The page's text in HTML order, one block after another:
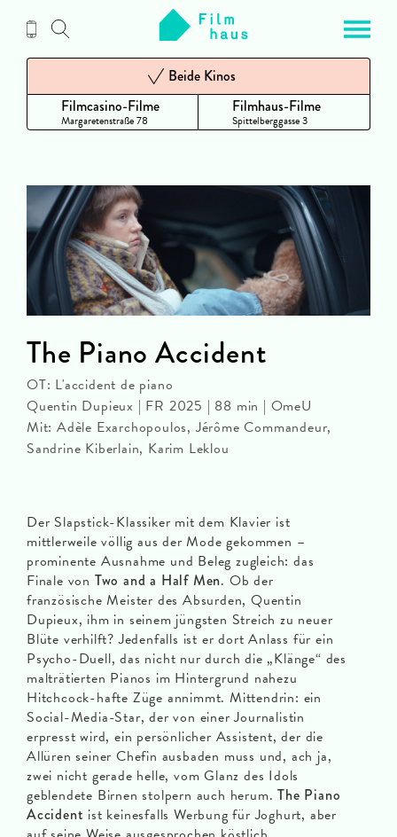
Inhalt
Filmcasino-Filme
Margaretenstraße 78
Beide Kinos
Filmhaus-Filme
Spittelberggasse 3
Der Slapstick-Klassiker mit dem Klavier ist
mittlerweile völlig aus der Mode gekommen –
prominente Ausnahme und Beleg zugleich: das
Finale von Two and a Half Men. Ob der
französische Meister des Absurden, Quentin
Dupieux, ihm in seinem jüngsten Streich zu neuer
Blüte verhilft? Jedenfalls ist er dort Anlass für ein
Psycho-Duell, das nicht nur durch die „Klänge“ des
malträtierten Pianos im Hintergrund nahezu
Hitchcock-hafte Züge annimmt. Mittendrin: ein
Social-Media-Star, der von einer Journalistin
erpresst wird, ein persönlicher Assistent, der die
Allüren seiner Chefin ausbaden muss und, ach ja,
zwei nicht gerade helle, vom Glanz des Idols
geblendete Birnen stolpern auch herum.The Piano
Accident ist keinesfalls Werbung für Joghurt, aber
The Piano Accident
OT: L'accident de piano
Quentin Dupieux | FR 2025 | 88 min | OmeU
Mit: Adèle Exarchopoulos, Jérôme Commandeur,
Sandrine Kiberlain, Karim Leklou